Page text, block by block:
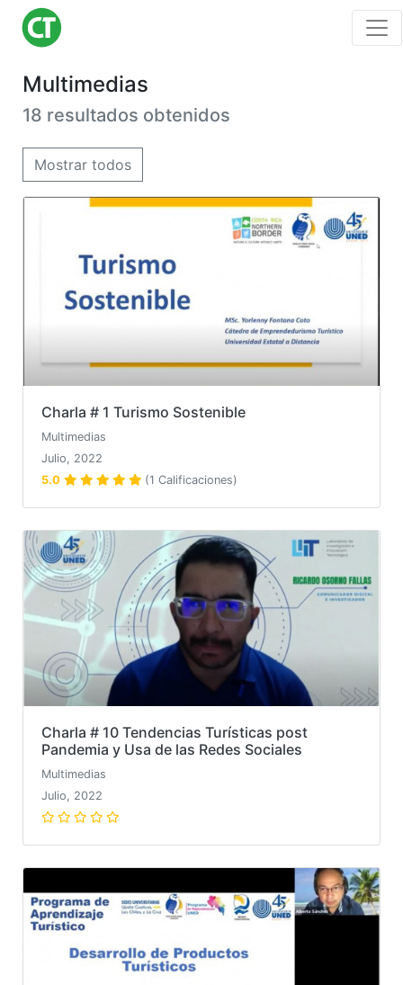
Multimedias
18 resultados obtenidos
Mostrar todos
Charla # 1 Turismo Sostenible
Multimedias
Julio, 2022
5.0
(1 Calificaciones)
Charla # 10 Tendencias Turísticas post
Pandemia y Usa de las Redes Sociales
Multimedias
Julio, 2022